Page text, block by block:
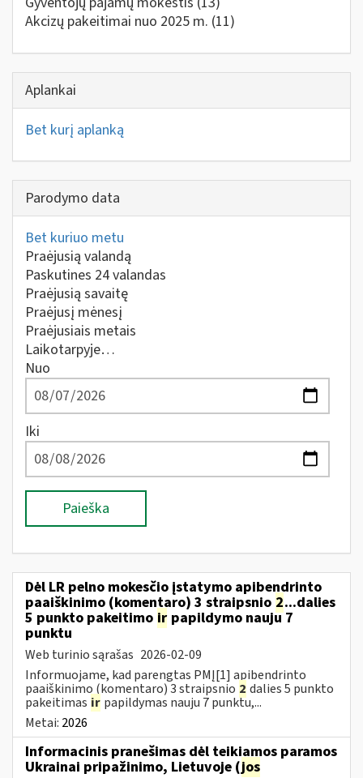
Akcizų pakeitimai nuo 2025 m. (11)
Aplankai
Bet kurį aplanką
Parodymo data
Bet kuriuo metu
Praėjusią valandą
Paskutines 24 valandas
Praėjusią savaitę
Praėjusį mėnesį
Praėjusiais metais
Laikotarpyje…
Nuo
Iki
Paieška
Dėl LR pelno mokesčio įstatymo apibendrinto
paaiškinimo (komentaro) 3 straipsnio 2...dalies
5 punkto pakeitimo ir papildymo nauju 7
punktu
Web turinio sąrašas 2026-02-09
Informuojame, kad parengtas PMĮ[1] apibendrinto
paaiškinimo (komentaro) 3 straipsnio 2 dalies 5 punkto
pakeitimas ir papildymas nauju 7 punktu,...
Metai: 2026
Informacinis pranešimas dėl teikiamos paramos
Ukrainai pripažinimo, Lietuvoje (jos